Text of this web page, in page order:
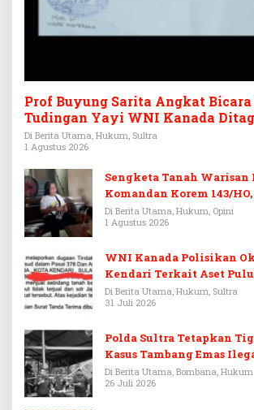
Prof Buyung Sarita Angkat
Tudingan Yayi WNI Kanada
Rp3,6 Miliar
Di Berita Utama, Hukum, Sultra
1 Agustus 2026
Sengketa Tanah Warisan
Komandan Korem 143/
Warisan Menjadi Arena
Di Berita Utama, Hukum, Opini
1 Agustus 2026
WNI Kanada Polisikan
Kendari Terkait Aset
Di Berita Utama, Hukum, Sultra
31 Juli 2026
Polda Sultra Tetapkan
Kasus Tambang Emas
Di Berita Utama, Bombana, Hukum
26 Juli 2026